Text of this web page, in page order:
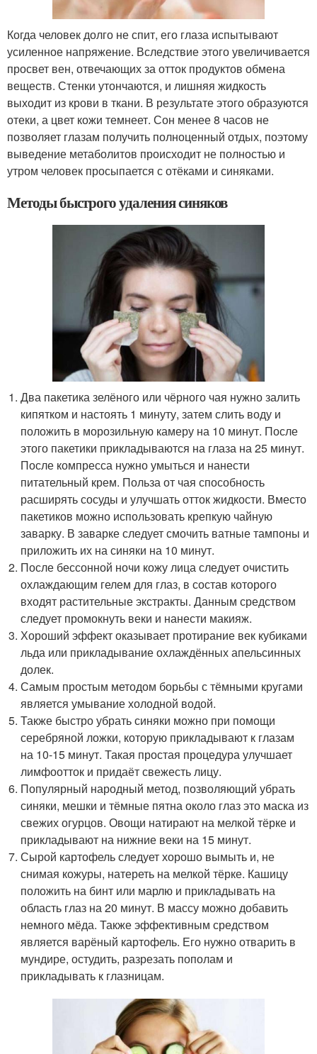
Когда человек долго не спит, его глаза испытывают
усиленное напряжение. Вследствие этого увеличивается
просвет вен, отвечающих за отток продуктов обмена
веществ. Стенки утончаются, и лишняя жидкость
выходит из крови в ткани. В результате этого образуются
отеки, а цвет кожи темнеет. Сон менее 8 часов не
позволяет глазам получить полноценный отдых, поэтому
выведение метаболитов происходит не полностью и
утром человек просыпается с отёками и синяками.
Методы быстрого удаления синяков
Два пакетика зелёного или чёрного чая нужно залить
кипятком и настоять 1 минуту, затем слить воду и
положить в морозильную камеру на 10 минут. После
этого пакетики прикладываются на глаза на 25 минут.
После компресса нужно умыться и нанести
питательный крем. Польза от чая способность
расширять сосуды и улучшать отток жидкости. Вместо
пакетиков можно использовать крепкую чайную
заварку. В заварке следует смочить ватные тампоны и
приложить их на синяки на 10 минут.
После бессонной ночи кожу лица следует очистить
охлаждающим гелем для глаз, в состав которого
входят растительные экстракты. Данным средством
следует промокнуть веки и нанести макияж.
Хороший эффект оказывает протирание век кубиками
льда или прикладывание охлаждённых апельсинных
долек.
Самым простым методом борьбы с тёмными кругами
является умывание холодной водой.
Также быстро убрать синяки можно при помощи
серебряной ложки, которую прикладывают к глазам
на 10-15 минут. Такая простая процедура улучшает
лимфоотток и придаёт свежесть лицу.
Популярный народный метод, позволяющий убрать
синяки, мешки и тёмные пятна около глаз это маска из
свежих огурцов. Овощи натирают на мелкой тёрке и
прикладывают на нижние веки на 15 минут.
Сырой картофель следует хорошо вымыть и, не
снимая кожуры, натереть на мелкой тёрке. Кашицу
положить на бинт или марлю и прикладывать на
область глаз на 20 минут. В массу можно добавить
немного мёда. Также эффективным средством
является варёный картофель. Его нужно отварить в
мундире, остудить, разрезать пополам и
прикладывать к глазницам.